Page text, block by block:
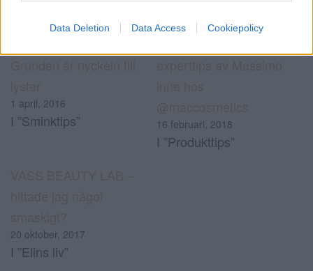
Data Deletion Data Access Cookiepolicy
1 april, 2016
I ”Sminktips” 16 februari, 2018
I ”Produkttips”
20 oktober, 2017
I ”Elins liv”